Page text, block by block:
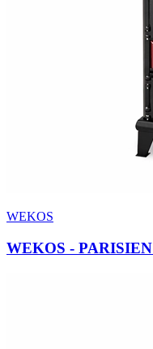
WEKOS
WEKOS - PARISIEN